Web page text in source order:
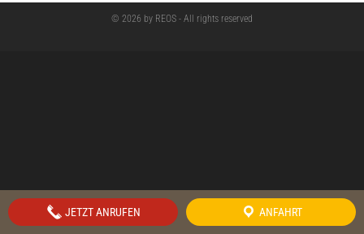
© 2026 by REOS - All rights reserved
JETZT ANRUFEN ANFAHRT